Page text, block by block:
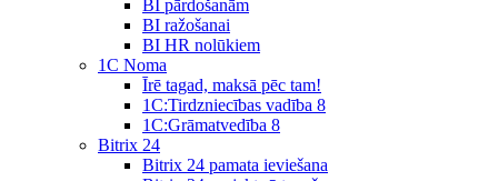
BI pārdošanām
BI ražošanai
BI HR nolūkiem
1C Noma
Īrē tagad, maksā pēc tam!
1С:Tirdzniecības vadība 8
1С:Grāmatvedība 8
Bitrix 24
Bitrix 24 pamata ieviešana